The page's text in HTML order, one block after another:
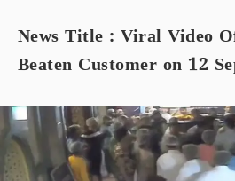
News Title : Viral Video
Beaten Customer on 12